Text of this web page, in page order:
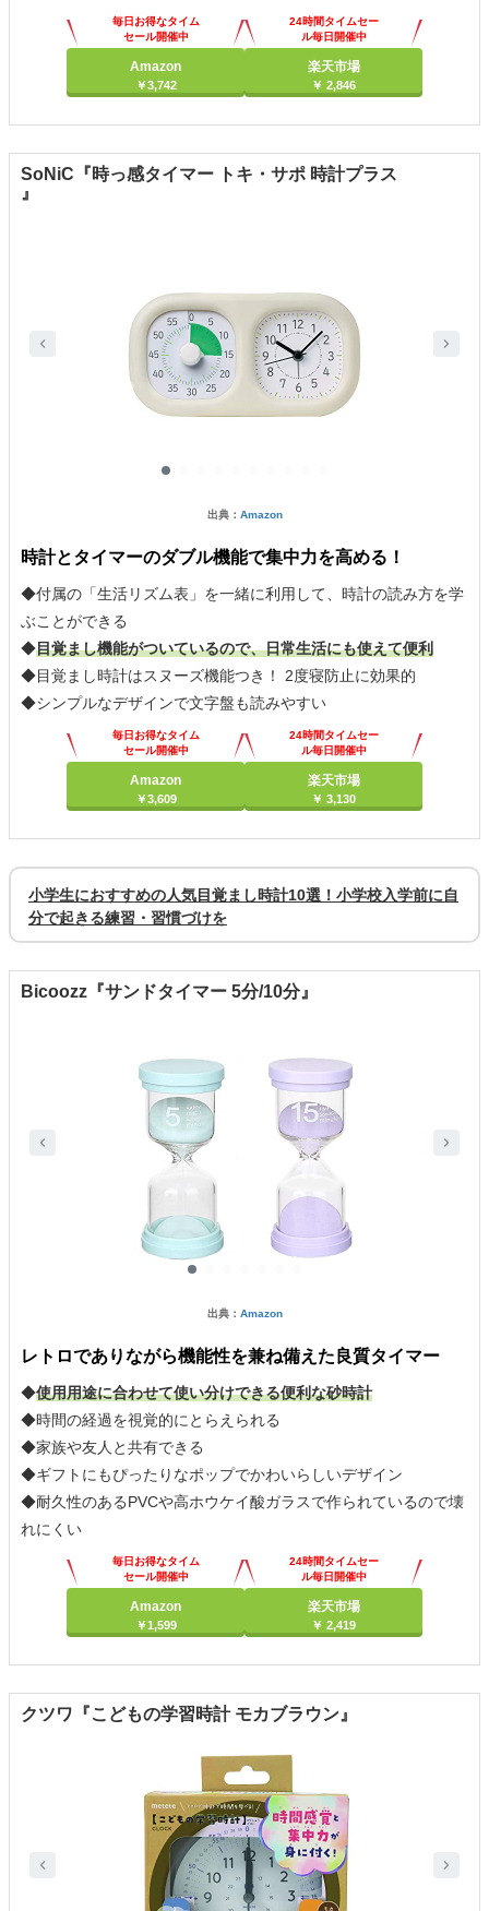
毎日お得なタイム
セール開催中
Amazon
￥3,742
24時間タイムセー
ル毎日開催中
楽天市場
￥ 2,846
SoNiC『時っ感タイマー トキ・サポ 時計プラス
』
出典： Amazon
時計とタイマーのダブル機能で集中力を高める！
◆付属の「生活リズム表」を一緒に利用して、時計の読み方を学
ぶことができる
◆目覚まし機能がついているので、日常生活にも使えて便利
◆目覚まし時計はスヌーズ機能つき！ 2度寝防止に効果的
◆シンプルなデザインで文字盤も読みやすい
毎日お得なタイム
セール開催中
Amazon
￥3,609
24時間タイムセー
ル毎日開催中
楽天市場
￥ 3,130
小学生におすすめの人気目覚まし時計10選！小学校入学前に自
分で起きる練習・習慣づけを
Bicoozz『サンドタイマー 5分/10分』
出典： Amazon
レトロでありながら機能性を兼ね備えた良質タイマー
◆使用用途に合わせて使い分けできる便利な砂時計
◆時間の経過を視覚的にとらえられる
◆家族や友人と共有できる
◆ギフトにもぴったりなポップでかわいらしいデザイン
◆耐久性のあるPVCや高ホウケイ酸ガラスで作られているので壊
れにくい
毎日お得なタイム
セール開催中
Amazon
￥1,599
24時間タイムセー
ル毎日開催中
楽天市場
￥ 2,419
クツワ『こどもの学習時計 モカブラウン』